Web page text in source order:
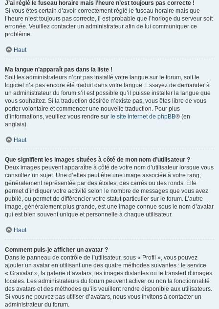
J’ai réglé le fuseau horaire mais l’heure n’est toujours pas correcte !
Si vous êtes certain d’avoir correctement réglé le fuseau horaire mais que
l’heure n’est toujours pas correcte, il est probable que l’horloge du serveur soit
erronée. Veuillez contacter un administrateur afin de lui communiquer ce
problème.
Haut
Ma langue n’apparaît pas dans la liste !
Soit les administrateurs n’ont pas installé votre langue sur le forum, soit le
logiciel n’a pas encore été traduit dans votre langue. Essayez de demander à
un administrateur du forum s’il est possible qu’il puisse installer la langue que
vous souhaitez. Si la traduction désirée n’existe pas, vous êtes libre de vous
porter volontaire et commencer une nouvelle traduction. Pour plus
d’informations, veuillez vous rendre sur le site internet de phpBB® (en
anglais).
Haut
Que signifient les images situées à côté de mon nom d’utilisateur ?
Deux images peuvent apparaître à côté de votre nom d’utilisateur lorsque vous
consultez un sujet. Une d’elles peut être une image associée à votre rang,
généralement représentée par des étoiles, des carrés ou des ronds. Elle
permet d’indiquer votre activité selon le nombre de messages que vous avez
publié, ou permet de différencier votre statut particulier sur le forum. L’autre
image, généralement plus grande, est une image connue sous le nom d’avatar
qui est bien souvent unique et personnelle à chaque utilisateur.
Haut
Comment puis-je afficher un avatar ?
Dans le panneau de contrôle de l’utilisateur, sous « Profil », vous pouvez
ajouter un avatar en utilisant une des quatre méthodes suivantes : le service
« Gravatar », la galerie d’avatars, les images distantes ou le transfert d’images
locales. Les administrateurs du forum peuvent activer ou non la fonctionnalité
des avatars et des méthodes qu’ils veuillent rendre disponible aux utilisateurs.
Si vous ne pouvez pas utiliser d’avatars, nous vous invitons à contacter un
administrateur du forum.